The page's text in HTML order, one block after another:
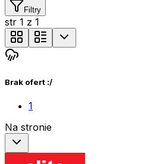
Filtry
str 1 z 1
Brak ofert :/
1
Na stronie